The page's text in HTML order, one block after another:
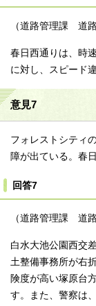
（道路管理課 道
春日西通りは、時
に対し、スピード
意見7
フォレストシティ
障が出ている。春
回答7
（道路管理課 道
白水大池公園西交
土整備事務所が右
険度が高い塚原台
す。また、警察は